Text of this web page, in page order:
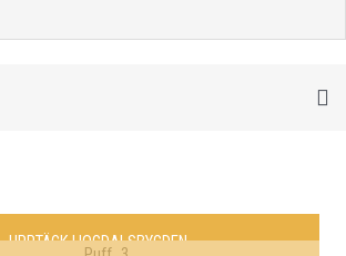
UPPTÄCK HOGDALSBYGDEN